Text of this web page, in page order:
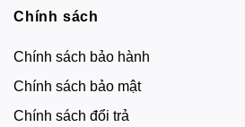
Chính sách
Chính sách bảo hành
Chính sách bảo mật
Chính sách đổi trả